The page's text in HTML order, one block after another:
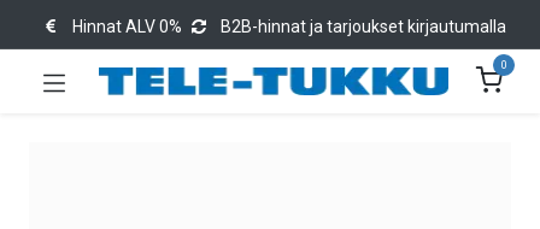
Hinnat ALV 0% B2B-hinnat ja tarjoukset kirjautumalla
0